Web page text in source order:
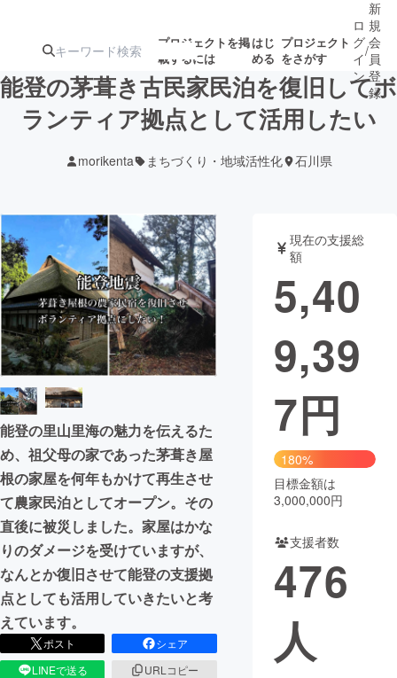
プロジェクトを掲
載するには
はじ
める
プロジェクト
をさがす
ターン
ジェクト
募集終了が近いプ
ロジェクト
もうすぐ公開
されます
アート・写真 音楽
テクノロジー・ガジェット ゲーム・サ
映像・映画
まちづくり・地域活性化
CAMPFIRE for Social Good
CAMPFIRE Creation
CAMPFIREふるさと納税machi-ya コミュニティ
ロ
グ
イ
ン
/
新
規
会
員
登
録
能登の茅葺き古民家民泊を復旧してボ
ランティア拠点として活用したい
morikenta まちづくり・地域活性化 石川県
能登の里山里海の魅力を伝えるた
め、祖父母の家であった茅葺き屋
根の家屋を何年もかけて再生させ
て農家民泊としてオープン。その
直後に被災しました。家屋はかな
りのダメージを受けていますが、
なんとか復旧させて能登の支援拠
点としても活用していきたいと考
えています。
ポスト
シェア
LINEで送る
URLコピー
現在の支援総
額
5,40
9,39
7円
180%
目標金額は
3,000,000円
支援者数
476
人